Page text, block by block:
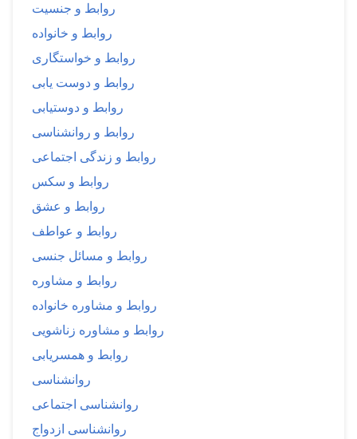
روابط و جنسیت
روابط و خانواده
روابط و خواستگاری
روابط و دوست یابی
روابط و دوستیابی
روابط و روانشناسی
روابط و زندگی اجتماعی
روابط و سکس
روابط و عشق
روابط و عواطف
روابط و مسائل جنسی
روابط و مشاوره
روابط و مشاوره خانواده
روابط و مشاوره زناشویی
روابط و همسریابی
روانشناسی
روانشناسی اجتماعی
روانشناسی ازدواج